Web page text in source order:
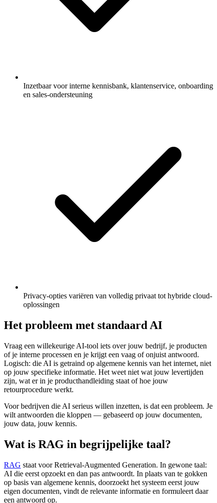
Inzetbaar voor interne kennisbank, klantenservice, onboarding
en sales-ondersteuning
Privacy-opties variëren van volledig privaat tot hybride cloud-
oplossingen
Het probleem met standaard AI
Vraag een willekeurige AI-tool iets over jouw bedrijf, je producten
of je interne processen en je krijgt een vaag of onjuist antwoord.
Logisch: die AI is getraind op algemene kennis van het internet, niet
op jouw specifieke informatie. Het weet niet wat jouw levertijden
zijn, wat er in je producthandleiding staat of hoe jouw
retourprocedure werkt.
Voor bedrijven die AI serieus willen inzetten, is dat een probleem. Je
wilt antwoorden die kloppen — gebaseerd op jouw documenten,
jouw data, jouw kennis.
Wat is RAG in begrijpelijke taal?
RAG staat voor Retrieval-Augmented Generation. In gewone taal:
AI die eerst opzoekt en dan pas antwoordt. In plaats van te gokken
op basis van algemene kennis, doorzoekt het systeem eerst jouw
eigen documenten, vindt de relevante informatie en formuleert daar
een antwoord op.